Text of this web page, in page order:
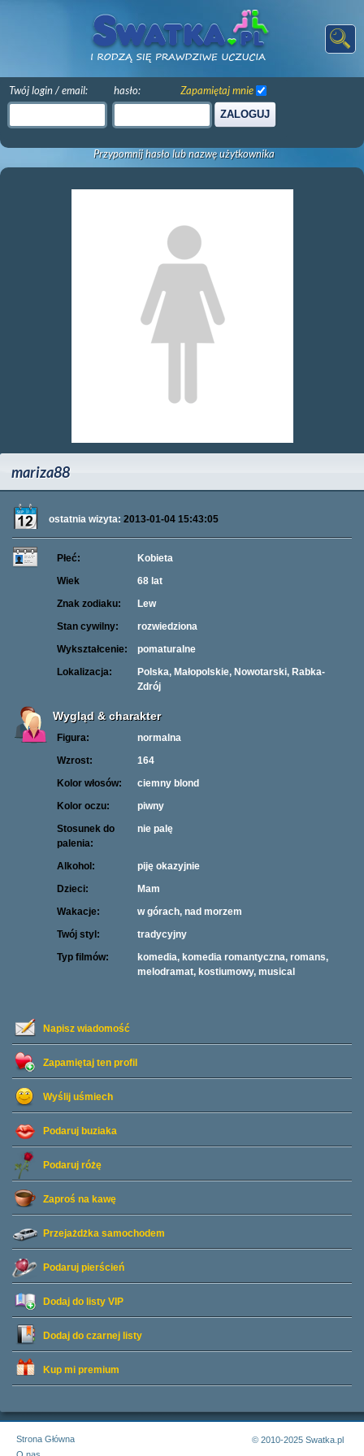
Twój login / email: hasło:
ZALOGUJ
Zapamiętaj mnie
Przypomnij hasło lub nazwę użytkownika
mariza88
ostatnia wizyta: 2013-01-04 15:43:05
Napisz wiadomość
Zapamiętaj ten profil
Wyślij uśmiech
Podaruj buziaka
Podaruj różę
Zaproś na kawę
Przejażdżka samochodem
Podaruj pierścień
Dodaj do listy VIP
Dodaj do czarnej listy
Kup mi premium
Płeć:
Kobieta
Wiek
68 lat
Znak zodiaku:
Lew
Stan cywilny:
rozwiedziona
Wykształcenie:
pomaturalne
Lokalizacja:
Polska, Małopolskie, Nowotarski, Rabka-
Zdrój
Wygląd & charakter
Figura:
normalna
Wzrost:
164
Kolor włosów:
ciemny blond
Kolor oczu:
piwny
Stosunek do
palenia:
nie palę
Alkohol:
piję okazyjnie
Dzieci:
Mam
Wakacje:
w górach, nad morzem
Twój styl:
tradycyjny
Typ filmów:
komedia, komedia romantyczna, romans,
melodramat, kostiumowy, musical
Strona Główna
© 2010-2025 Swatka.pl